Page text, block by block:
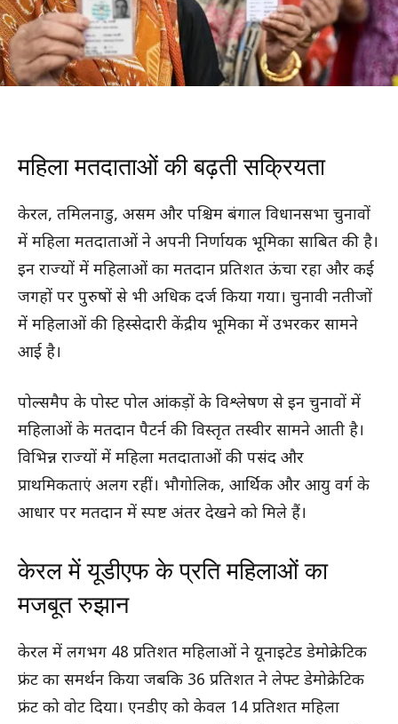
महिला मतदाताओं की बढ़ती सक्रियता
केरल, तमिलनाडु, असम और पश्चिम बंगाल विधानसभा चुनावों
में महिला मतदाताओं ने अपनी निर्णायक भूमिका साबित की है।
इन राज्यों में महिलाओं का मतदान प्रतिशत ऊंचा रहा और कई
जगहों पर पुरुषों से भी अधिक दर्ज किया गया। चुनावी नतीजों
में महिलाओं की हिस्सेदारी केंद्रीय भूमिका में उभरकर सामने
आई है।
पोल्समैप के पोस्ट पोल आंकड़ों के विश्लेषण से इन चुनावों में
महिलाओं के मतदान पैटर्न की विस्तृत तस्वीर सामने आती है।
विभिन्न राज्यों में महिला मतदाताओं की पसंद और
प्राथमिकताएं अलग रहीं। भौगोलिक, आर्थिक और आयु वर्ग के
आधार पर मतदान में स्पष्ट अंतर देखने को मिले हैं।
केरल में यूडीएफ के प्रति महिलाओं का
मजबूत रुझान
केरल में लगभग 48 प्रतिशत महिलाओं ने यूनाइटेड डेमोक्रेटिक
फ्रंट का समर्थन किया जबकि 36 प्रतिशत ने लेफ्ट डेमोक्रेटिक
फ्रंट को वोट दिया। एनडीए को केवल 14 प्रतिशत महिला